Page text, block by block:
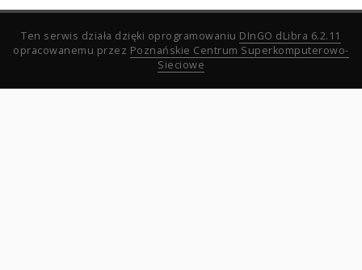
Ten serwis działa dzięki oprogramowaniu DInGO dLibra 6.2.11
opracowanemu przez Poznańskie Centrum Superkomputerowo-
Sieciowe